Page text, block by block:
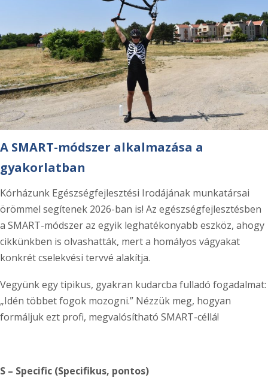
A SMART-módszer alkalmazása a
gyakorlatban
Kórházunk Egészségfejlesztési Irodájának munkatársai
örömmel segítenek 2026-ban is! Az egészségfejlesztésben
a SMART-módszer az egyik leghatékonyabb eszköz, ahogy
cikkünkben is olvashatták, mert a homályos vágyakat
konkrét cselekvési tervvé alakítja.
Vegyünk egy tipikus, gyakran kudarcba fulladó fogadalmat:
„Idén többet fogok mozogni.” Nézzük meg, hogyan
formáljuk ezt profi, megvalósítható SMART-céllá!
S – Specific (Specifikus, pontos)